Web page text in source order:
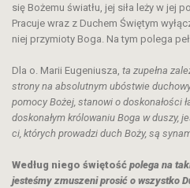
się Bożemu światłu, jej siła leży w jej
Pracuje wraz z Duchem Świętym
niej przymioty Boga. Na tym polega
Dla o. Marii Eugeniusza, ta zupełna
strony na absolutnym ubóstwie
pomocy Bożej, stanowi o doskonałości
doskonałym królowaniu Boga w duszy,
ci, których prowadzi duch Boży, są
Według niego świętość polega na
jesteśmy zmuszeni prosić o wszystko